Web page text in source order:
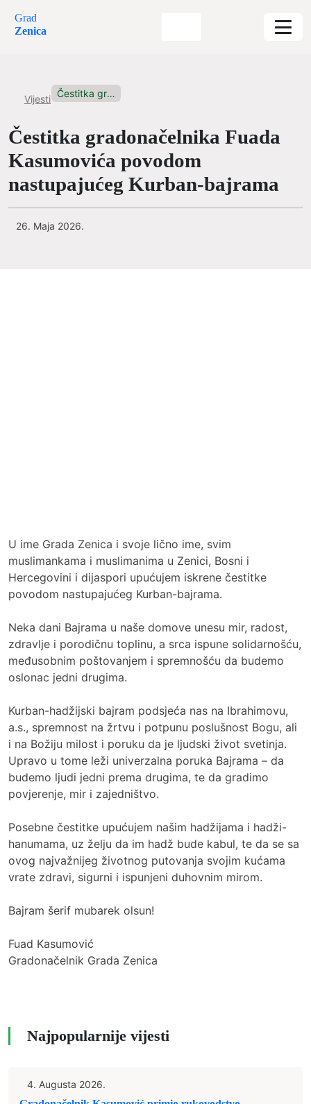
Grad
Zenica
Vijesti Čestitka gradonačelnika Fuada Kasumovića povodom...
Čestitka gradonačelnika Fuada
Kasumovića povodom
nastupajućeg Kurban-bajrama
26. Maja 2026.
U ime Grada Zenica i svoje lično ime, svim
muslimankama i muslimanima u Zenici, Bosni i
Hercegovini i dijaspori upućujem iskrene čestitke
povodom nastupajućeg Kurban-bajrama.
Neka dani Bajrama u naše domove unesu mir, radost,
zdravlje i porodičnu toplinu, a srca ispune solidarnošću,
međusobnim poštovanjem i spremnošću da budemo
oslonac jedni drugima.
Kurban-hadžijski bajram podsjeća nas na Ibrahimovu,
a.s., spremnost na žrtvu i potpunu poslušnost Bogu, ali
i na Božiju milost i poruku da je ljudski život svetinja.
Upravo u tome leži univerzalna poruka Bajrama – da
budemo ljudi jedni prema drugima, te da gradimo
povjerenje, mir i zajedništvo.
Posebne čestitke upućujem našim hadžijama i hadži-
hanumama, uz želju da im hadž bude kabul, te da se sa
ovog najvažnijeg životnog putovanja svojim kućama
vrate zdravi, sigurni i ispunjeni duhovnim mirom.
Bajram šerif mubarek olsun!
Fuad Kasumović
Gradonačelnik Grada Zenica
Najpopularnije vijesti
4. Augusta 2026.